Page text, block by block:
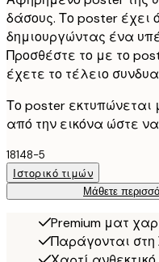
δάσους. Το poster έχει
δημιουργώντας ένα
Προσθέστε το με το
έχετε το τέλειο
Το poster εκτυπώνεται
από την εικόνα ώστε
18148-5
Ιστορικό τιμών
Μάθετε
Premium ματ
Παράγονται στη